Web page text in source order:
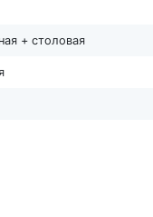
+ столовая